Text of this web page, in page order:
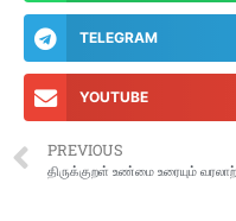
TELEGRAM
YOUTUBE
PREVIOUS